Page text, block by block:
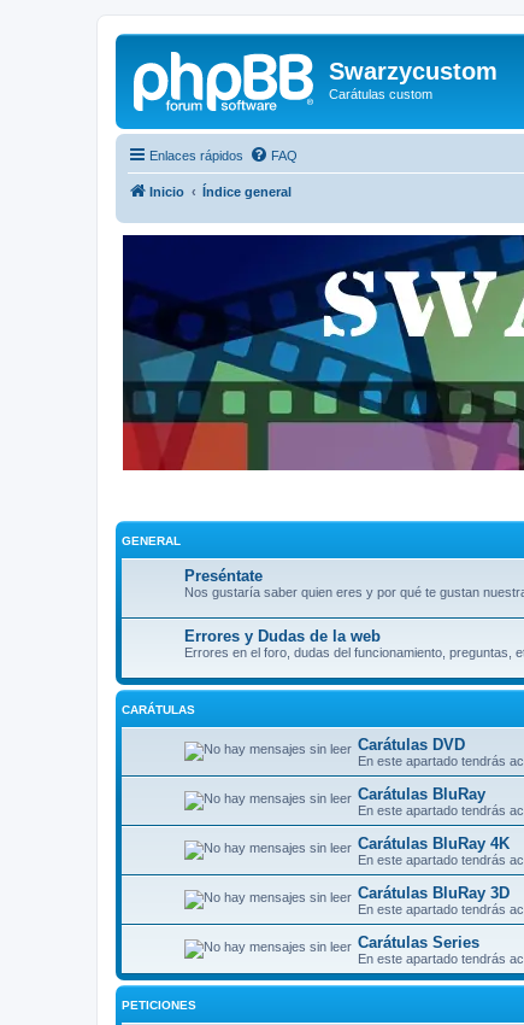
Swarzycustom
Carátulas custom
Enlaces rápidos FAQ
Inicio Índice general
GENERAL
Preséntate
Nos gustaría saber quien eres y por qué te gustan
Errores y Dudas de la web
Errores en el foro, dudas del funcionamiento, preguntas,
CARÁTULAS
Carátulas DVD
En este apartado tendrás
Carátulas BluRay
En este apartado tendrás
Carátulas BluRay 4K
En este apartado tendrás
Carátulas BluRay 3D
En este apartado tendrás
Carátulas Series
En este apartado tendrás
PETICIONES